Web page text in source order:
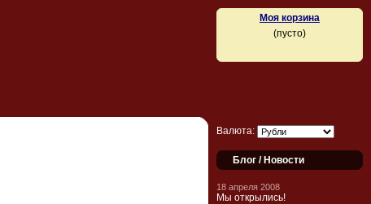
Моя корзина
(пусто)
Валюта:
Блог / Новости
18 апреля 2008
Мы открылись!